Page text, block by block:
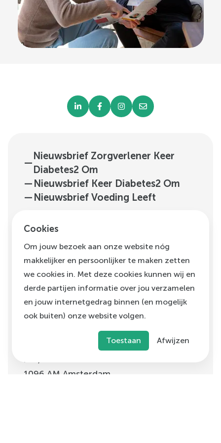
—
Nieuwsbrief Zorgverlener Keer
Diabetes2 Om
— Nieuwsbrief Keer Diabetes2 Om
— Nieuwsbrief Voeding Leeft
—Programma's
—Over Ons
—Uitgelicht
—Vacatures
H.J.E. Wenckebachweg
123, unit D1.01
1096 AM Amsterdam
Cookies
Om jouw bezoek aan onze website nóg
makkelijker en persoonlijker te maken zetten
we cookies in. Met deze cookies kunnen wij en
derde partijen informatie over jou verzamelen
en jouw internetgedrag binnen (en mogelijk
ook buiten) onze website volgen.
Toestaan Afwijzen